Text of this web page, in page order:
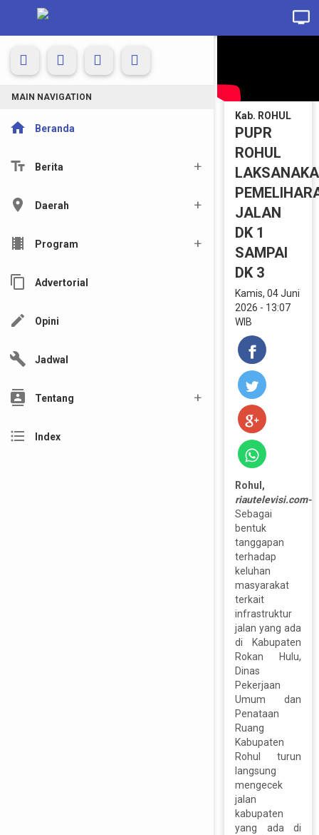
MAIN NAVIGATION
home Beranda
text_fields Berita
location_on Daerah
local_movies Program
content_copy Advertorial
edit Opini
build Jadwal
contacts Tentang
format_list_bulleted Index
Kab. ROHUL
PUPR
ROHUL
JALAN
DK 1
SAMPAI
DK 3
Kamis, 04 Juni
2026 - 13:07
WIB
Rohul,
riautelevisi.com-
Sebagai
bentuk
tanggapan
terhadap
keluhan
masyarakat
terkait
infrastruktur
jalan yang ada
di Kabupaten
Rokan Hulu,
Dinas
Pekerjaan
Umum dan
Penataan
Ruang
Kabupaten
Rohul turun
langsung
mengecek
jalan
kabupaten
yang ada di